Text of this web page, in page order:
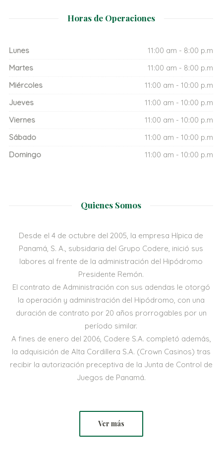
Horas de Operaciones
Lunes
11:00 am - 8:00 p.m
Martes
11:00 am - 8:00 p.m
Miércoles
11:00 am - 10:00 p.m
Jueves
11:00 am - 10:00 p.m
Viernes
11:00 am - 10:00 p.m
Sábado
11:00 am - 10:00 p.m
Domingo
11:00 am - 10:00 p.m
Quienes Somos
Desde el 4 de octubre del 2005, la empresa Hípica de
Panamá, S. A., subsidaria del Grupo Codere, inició sus
labores al frente de la administración del Hipódromo
Presidente Remón.
El contrato de Administración con sus adendas le otorgó
la operación y administración del Hipódromo, con una
duración de contrato por 20 años prorrogables por un
período similar.
A fines de enero del 2006, Codere S.A. completó además,
la adquisición de Alta Cordillera S.A. (Crown Casinos) tras
recibir la autorización preceptiva de la Junta de Control de
Juegos de Panamá.
Ver más